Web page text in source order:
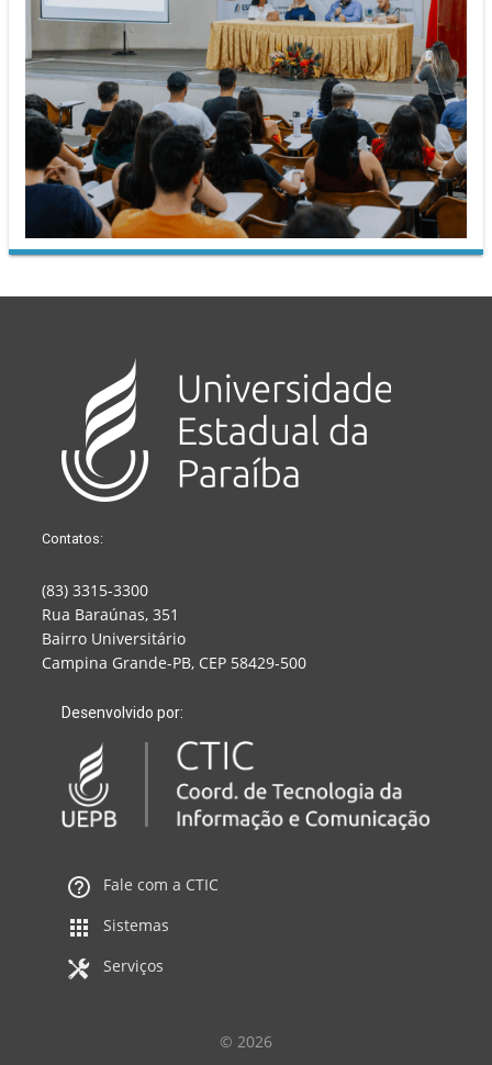
Contatos:
(83) 3315-3300
Rua Baraúnas, 351
Bairro Universitário
Campina Grande-PB, CEP 58429-500
Desenvolvido por:
Fale com a CTIC
Sistemas
Serviços
© 2026